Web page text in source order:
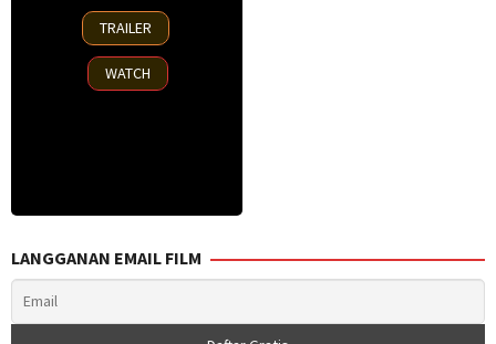
17
Apr
2025
TRAILER
WATCH
LANGGANAN EMAIL FILM